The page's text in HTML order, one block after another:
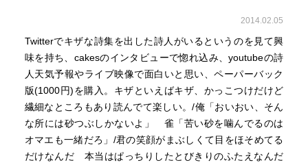
2014.02.05
Twitterでキザな詩集を出した詩人がいるというのを見て興
味を持ち、cakesのインタビューで惚れ込み、youtubeの詩
人天気予報やライブ映像で面白いと思い、ペーパーバック
版(1000円)を購入。キザといえばキザ、かっこつけだけど
繊細なところもあり読んでて楽しい。/俺「おいおい、そん
な所には砂つぶしかないよ」 雀「苦い砂を噛んでるのは
オマエも一緒だろ」/君の笑顔がまぶしくて目をほそめてる
だけなんだ 本当はぱっちりしたとびきりのふたえなんだ